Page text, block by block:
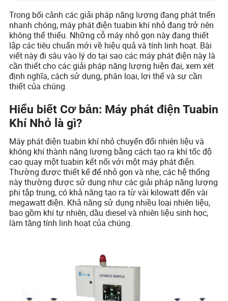
Trong bối cảnh các giải pháp năng lượng đang phát triển
nhanh chóng, máy phát điện tuabin khí nhỏ đang trở nên
không thể thiếu. Những cỗ máy nhỏ gọn này đang thiết
lập các tiêu chuẩn mới về hiệu quả và tính linh hoạt. Bài
viết này đi sâu vào lý do tại sao các máy phát điện này là
cần thiết cho các giải pháp năng lượng hiện đại, xem xét
định nghĩa, cách sử dụng, phân loại, lợi thế và sự cần
thiết của chúng.
Hiểu biết Cơ bản: Máy phát điện Tuabin
Khí Nhỏ là gì?
Máy phát điện tuabin khí nhỏ chuyển đổi nhiên liệu và
không khí thành năng lượng bằng cách tạo ra khí tốc độ
cao quay một tuabin kết nối với một máy phát điện.
Thường được thiết kế để nhỏ gọn và nhẹ, các hệ thống
này thường được sử dụng như các giải pháp năng lượng
phi tập trung, có khả năng tạo ra từ vài kilowatt đến vài
megawatt điện. Khả năng sử dụng nhiều loại nhiên liệu,
bao gồm khí tự nhiên, dầu diesel và nhiên liệu sinh học,
làm tăng tính linh hoạt của chúng.